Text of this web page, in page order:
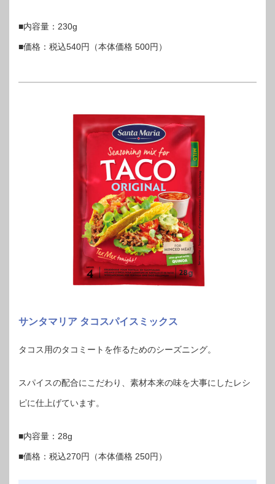
■内容量：230g
■価格：税込540円（本体価格 500円）
サンタマリア タコスパイスミックス
タコス用のタコミートを作るためのシーズニング。
スパイスの配合にこだわり、素材本来の味を大事にしたレシ
ピに仕上げています。
■内容量：28g
■価格：税込270円（本体価格 250円）